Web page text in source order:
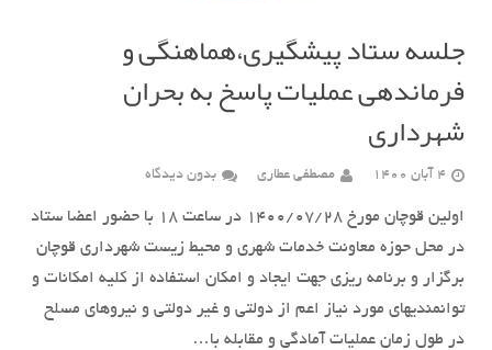
جلسه ستاد پیشگیری،هماهنگی و
فرماندهی عملیات پاسخ به بحران
شهرداری
4 آبان 1400 مصطفی عطاری بدون دیدگاه
اولین قوچان مورخ 1400/07/28 در ساعت 18 با حضور اعضا ستاد
در محل حوزه معاونت خدمات شهری و محیط زیست شهرداری قوچان
برگزار و برنامه ریزی جهت ایجاد و امکان استفاده از کلیه امکانات و
توانمندیهای مورد نیاز اعم از دولتی و غیر دولتی و نیروهای مسلح
در طول زمان عملیات آمادگی و مقابله با…